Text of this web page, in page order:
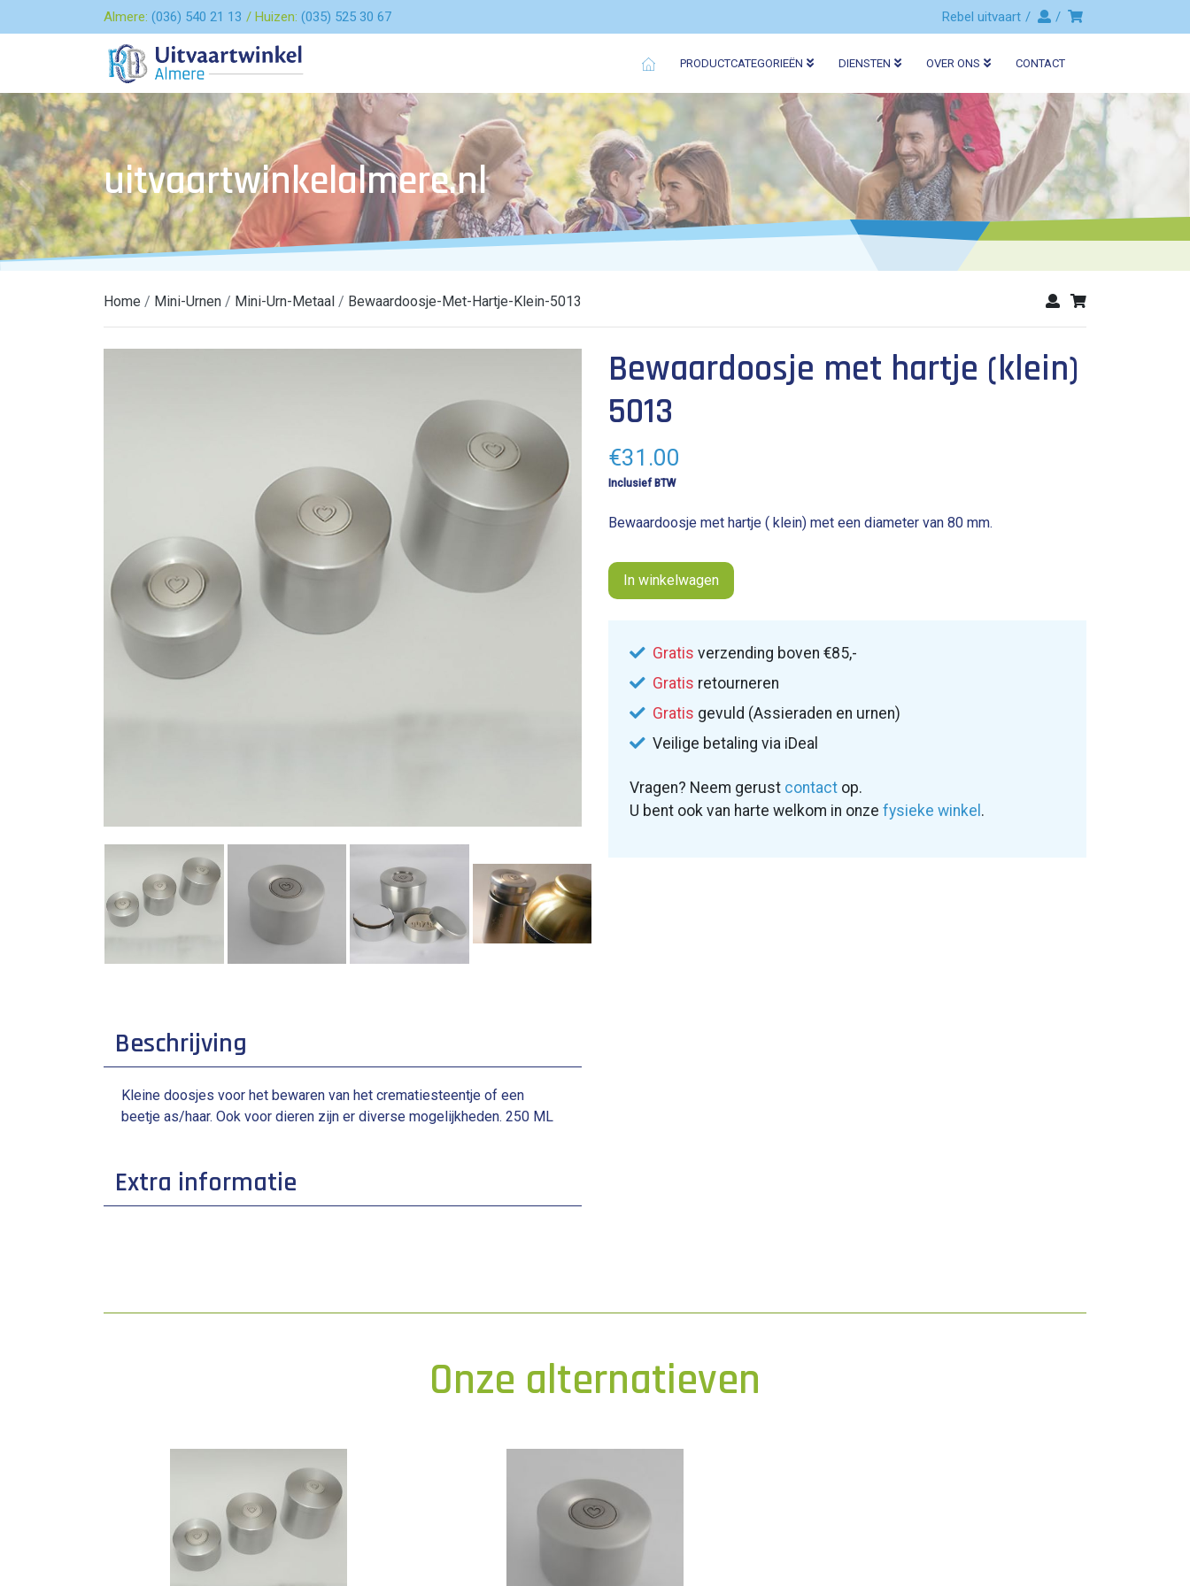
Almere: (036) 540 21 13 Huizen: (035) 525 30 67 Rebel uitvaart
PRODUCTCATEGORIEËN DIENSTEN OVER ONS CONTACT
uitvaartwinkelalmere.nl
Home Mini-Urnen Mini-Urn-Metaal Bewaardoosje-Met-Hartje-Klein-5013
Beschrijving
Kleine doosjes voor het bewaren van het crematiesteentje of een
beetje as/haar. Ook voor dieren zijn er diverse mogelijkheden. 250 ML
Extra informatie
Bewaardoosje met hartje (klein)
5013
€31.00
Inclusief BTW
Bewaardoosje met hartje ( klein) met een diameter van 80 mm.
In winkelwagen
Gratis verzending boven €85,-
Gratis retourneren
Gratis gevuld (Assieraden en urnen)
Veilige betaling via iDeal
Vragen? Neem gerust contact op.
U bent ook van harte welkom in onze fysieke winkel .
Onze alternatieven